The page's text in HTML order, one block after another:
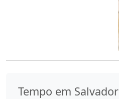
Tempo em Salvador